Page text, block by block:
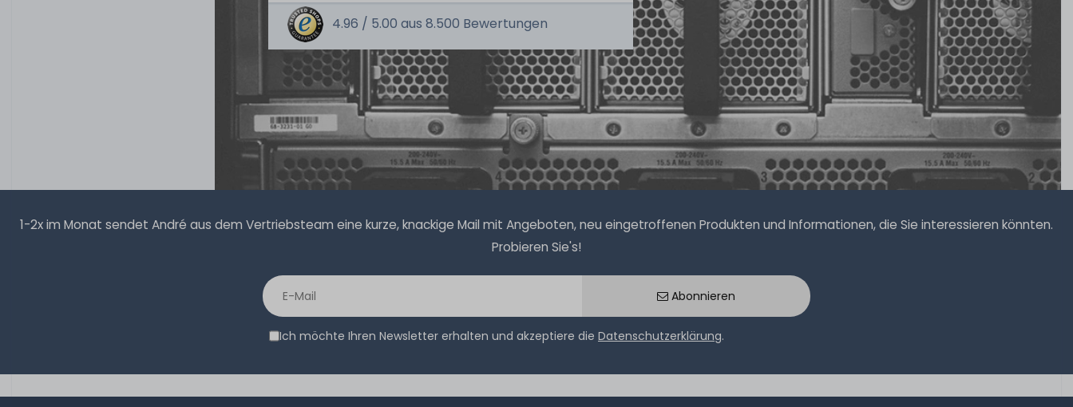
4.96 / 5.00 aus 8.500 Bewertungen
1-2x im Monat sendet André aus dem Vertriebsteam eine kurze, knackige Mail mit Angeboten, neu eingetroffenen Produkten und Informationen, die Sie interessieren könnten.
Probieren Sie's!
Abonnieren
Ich möchte Ihren Newsletter erhalten und akzeptiere die Datenschutzerklärung.